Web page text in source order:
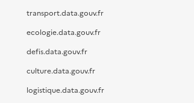
transport.data.gouv.fr
ecologie.data.gouv.fr
defis.data.gouv.fr
culture.data.gouv.fr
logistique.data.gouv.fr